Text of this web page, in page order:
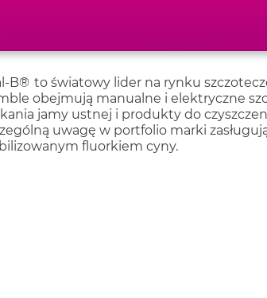
B® to światowy lider na rynku
obejmują manualne i elektryczne
jamy ustnej i produkty do
uwagę w portfolio marki
fluorkiem cyny.